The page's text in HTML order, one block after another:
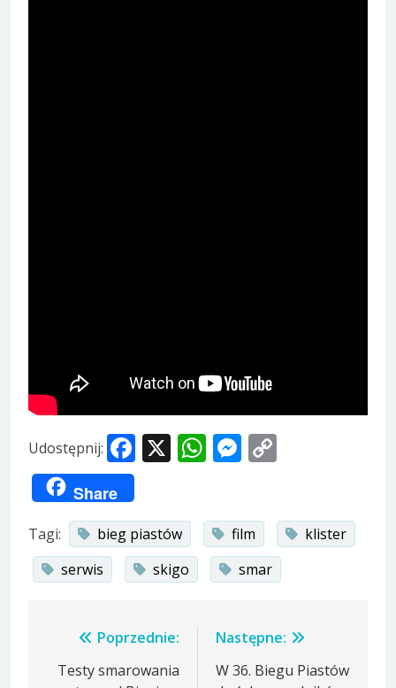
Udostępnij: Facebook
X WhatsApp
Messenger
Share
Tagi: bieg piastów film
klister
serwis
skigo smar
Nawigacja
wpisu
Poprzednie:
Testy smarowania
Następne:
W 36. Biegu Piastów